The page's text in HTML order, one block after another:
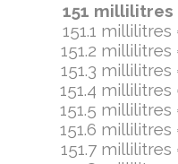
151 millilitres
151.1 millilitres
151.2 millilitres
151.3 millilitres
151.4 millilitres
151.5 millilitres
151.6 millilitres
151.7 millilitres